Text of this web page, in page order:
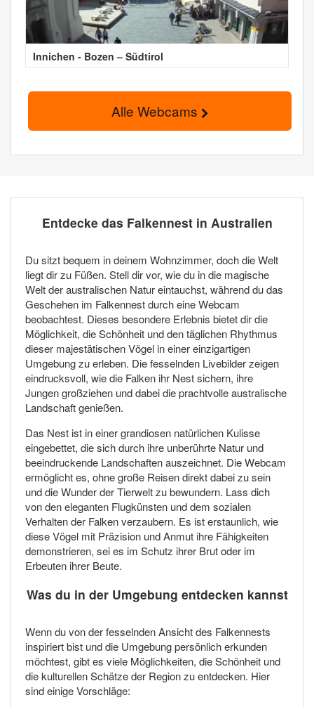
Innichen - Bozen – Südtirol
Alle Webcams
Entdecke das Falkennest in Australien
Du sitzt bequem in deinem Wohnzimmer, doch die Welt
liegt dir zu Füßen. Stell dir vor, wie du in die magische
Welt der australischen Natur eintauchst, während du das
Geschehen im Falkennest durch eine Webcam
beobachtest. Dieses besondere Erlebnis bietet dir die
Möglichkeit, die Schönheit und den täglichen Rhythmus
dieser majestätischen Vögel in einer einzigartigen
Umgebung zu erleben. Die fesselnden Livebilder zeigen
eindrucksvoll, wie die Falken ihr Nest sichern, ihre
Jungen großziehen und dabei die prachtvolle australische
Landschaft genießen.
Das Nest ist in einer grandiosen natürlichen Kulisse
eingebettet, die sich durch ihre unberührte Natur und
beeindruckende Landschaften auszeichnet. Die Webcam
ermöglicht es, ohne große Reisen direkt dabei zu sein
und die Wunder der Tierwelt zu bewundern. Lass dich
von den eleganten Flugkünsten und dem sozialen
Verhalten der Falken verzaubern. Es ist erstaunlich, wie
diese Vögel mit Präzision und Anmut ihre Fähigkeiten
demonstrieren, sei es im Schutz ihrer Brut oder im
Erbeuten ihrer Beute.
Was du in der Umgebung entdecken kannst
Wenn du von der fesselnden Ansicht des Falkennests
inspiriert bist und die Umgebung persönlich erkunden
möchtest, gibt es viele Möglichkeiten, die Schönheit und
die kulturellen Schätze der Region zu entdecken. Hier
sind einige Vorschläge: